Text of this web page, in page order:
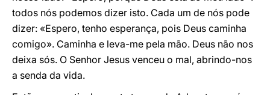
todos nós podemos dizer isto. Cada um de nós pode
dizer: «Espero, tenho esperança, pois Deus caminha
comigo». Caminha e leva-me pela mão. Deus não nos
deixa sós. O Senhor Jesus venceu o mal, abrindo-nos
a senda da vida.